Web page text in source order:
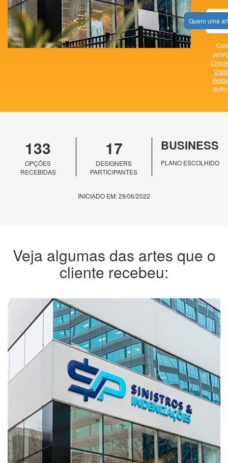
Quero uma
133
OPÇÕES
RECEBIDAS
17
DESIGNERS
PARTICIPANTES
BUSINESS
PLANO ESCOLHIDO
INICIADO EM: 29/06/2022
Veja algumas das artes que o
cliente recebeu: